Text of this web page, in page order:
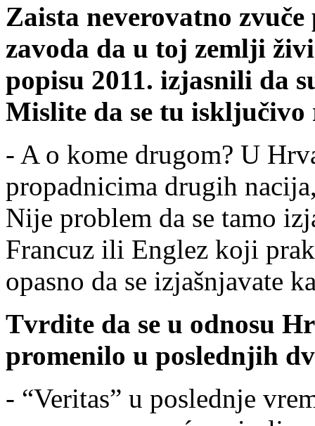
Zaista neverovatno
zavoda da u toj zemlji
popisu 2011. izjasnili da
Mislite da se tu
- A o kome drugom? U
propadnicima drugih
Nije problem da se tamo
Francuz ili Englez koji
opasno da se izjašnjavate
Tvrdite da se u odnosu
promenilo u poslednjih
- “Veritas” u poslednje